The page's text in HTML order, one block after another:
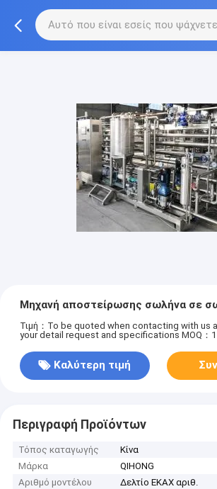
Μηχανή αποστείρωσης σωλήνα σε
Τιμή：To be quoted when contacting with us
your detail request and specifications MOQ：
Καλύτερη τιμή
Περιγραφή Προϊόντων
Τόπος καταγωγής
Κίνα
Μάρκα
QIHONG
Αριθμό μοντέλου
Δελτίο ΕΚΑΧ αριθ.